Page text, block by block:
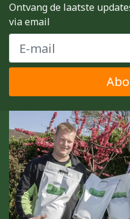
Ontvang de laatste
via email